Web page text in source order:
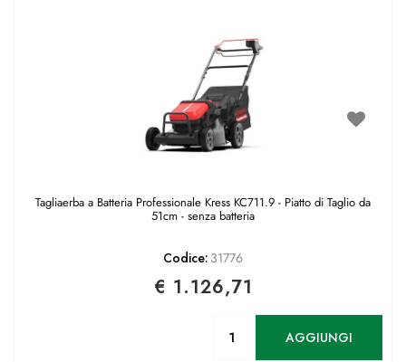
Tagliaerba a Batteria Professionale Kress KC711.9 - Piatto di Taglio da
51cm - senza batteria
Codice: 31776
€ 1.126,71
AGGIUNGI